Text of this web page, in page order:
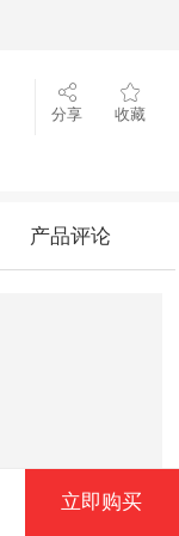
分享 收藏
产品评论
立即购买